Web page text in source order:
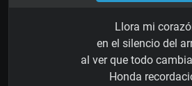
Llora mi
en el silencio del
al ver que todo
Honda